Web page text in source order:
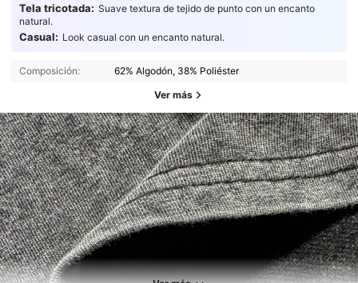
Tela tricotada: Suave textura de tejido de punto con un encanto
natural.
Casual: Look casual con un encanto natural.
Composición: 62% Algodón, 38% Poliéster
Ver más
4,93 3K Seguidores
4,93